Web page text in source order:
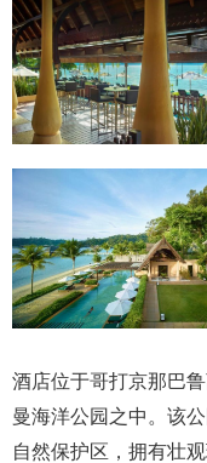
酒店位于哥打京那巴
曼海洋公园之中。该
自然保护区，拥有壮